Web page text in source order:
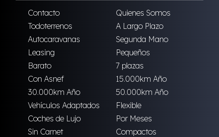
Contacto
Quienes Somos
Todoterrenos
A Largo Plazo
Autocaravanas
Segunda Mano
Leasing
Pequeños
Barato
7 plazas
Con Asnef
15.000km Año
30.000km Año
50.000km Año
Vehículos Adaptados
Flexible
Coches de Lujo
Por Meses
Sin Carnet
Compactos